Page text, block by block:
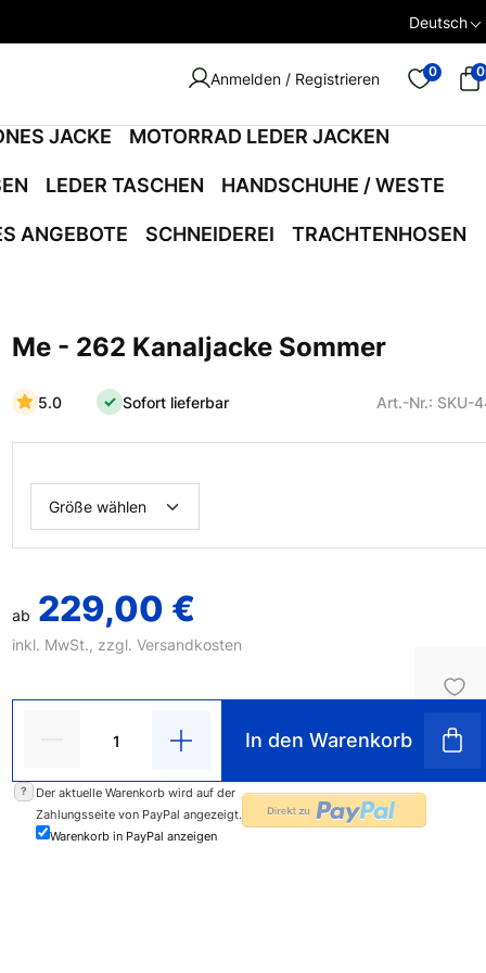
Deutsch
Anmelden / Registrieren 0 0
JACKE MOTORRAD LEDER JACKEN
LEDER TASCHEN HANDSCHUHE / WESTE
ANGEBOTE SCHNEIDEREI TRACHTENHOSEN
Me - 262 Kanaljacke Sommer
5.0 Sofort lieferbar Art.-Nr.: SKU-
ab 229,00 €
inkl. MwSt., zzgl.Versandkosten
In den Warenkorb
?
Der aktuelle Warenkorb wird auf der
Zahlungsseite von PayPal angezeigt.
Warenkorb in PayPal anzeigen